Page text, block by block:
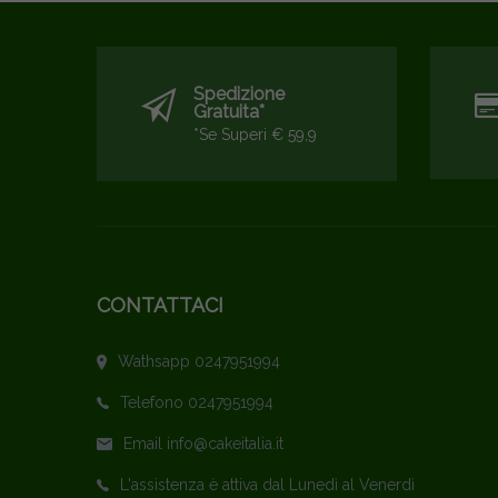
Spedizione
Gratuita*
*se Superi € 59,9
CONTATTACI
Wathsapp 0247951994
Telefono 0247951994
Email info@cakeitalia.it
L'assistenza è attiva dal Lunedì al Venerdì